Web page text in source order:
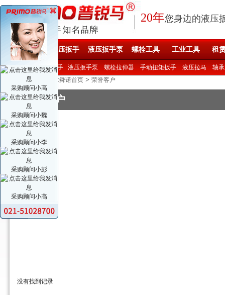
20年您身边的液压
舜诺首页 液压扳手 液压扳手泵 螺栓工具 工业工具 租
产品直达 >>液压扳手 液压扳手泵 螺栓拉伸器 手动扭矩扳手 液压拉马 轴
您现在的位置:舜诺首页 > 荣誉客户
荣誉客户
没有找到记录
采购顾问小高
采购顾问小魏
采购顾问小李
采购顾问小彭
采购顾问小高